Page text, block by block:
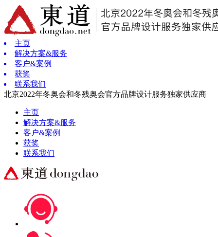
主页
解决方案&服务
客户&案例
获奖
联系我们
北京2022年冬奥会和冬残奥会官方品牌设计服务独家供应商
主页
解决方案&服务
客户&案例
获奖
联系我们